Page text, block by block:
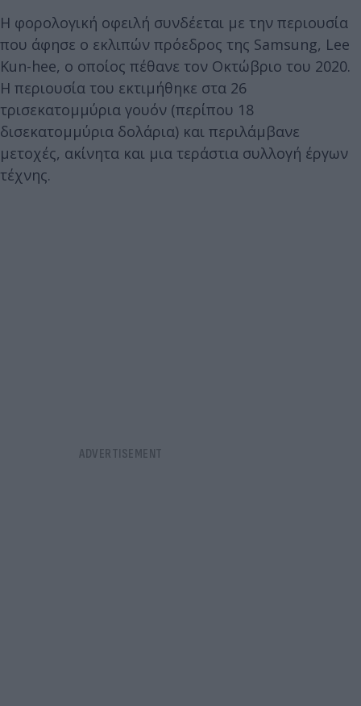
Η φορολογική οφειλή συνδέεται με την περιουσία
που άφησε ο εκλιπών πρόεδρος της Samsung, Lee
Kun-hee, ο οποίος πέθανε τον Οκτώβριο του 2020.
Η περιουσία του εκτιμήθηκε στα 26
τρισεκατομμύρια γουόν (περίπου 18
δισεκατομμύρια δολάρια) και περιλάμβανε
μετοχές, ακίνητα και μια τεράστια συλλογή έργων
τέχνης.